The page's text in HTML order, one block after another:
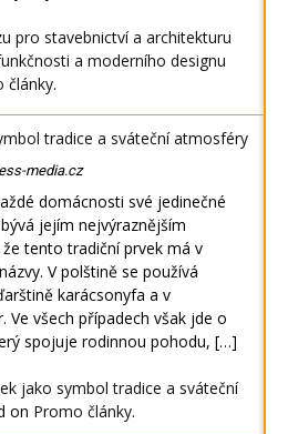
pro stavebnictví a architekturu
a moderního designu
články.
tradice a sváteční atmosféry
media.cz
domácnosti své jedinečné
jejím nejvýraznějším
tento tradiční prvek má v
V polštině se používá
karácsonyfa a v
všech případech však jde o
spojuje rodinnou pohodu, […]
jako symbol tradice a sváteční
on Promo články.